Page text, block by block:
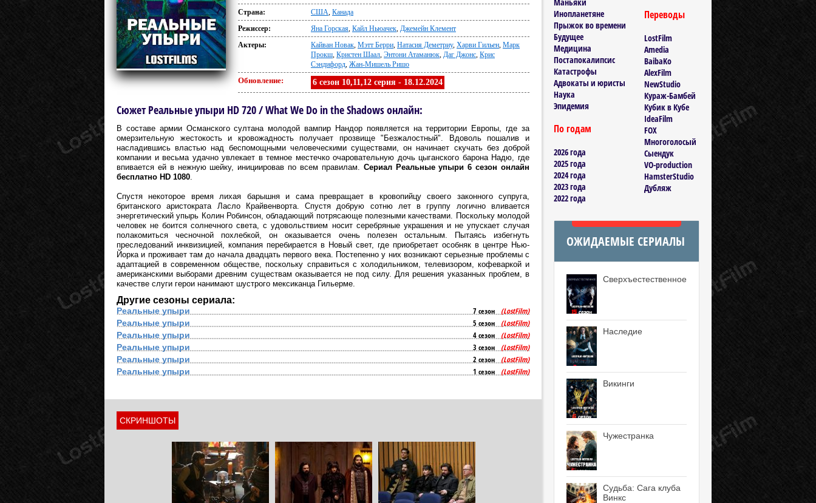
Страна:
США, Канада
Режиссер:
Яна Горская, Кайл Ньюачек, Джемейн Клемент
Актеры:
Кайван Новак, Мэтт Берри, Натасия Деметриу, Харви Гильен, Марк
Прокш, Кристен Шаал, Энтони Атаманюк, Даг Джонс, Крис
Сэндифорд, Жан-Мишель Ришо
Обновление: 6 сезон 10,11,12 серия - 18.12.2024
Сюжет Реальные упыри HD 720 / What We Do in the Shadows онлайн:
В составе армии Османского султана молодой вампир Нандор появляется на территории Европы, где за
омерзительную жестокость и кровожадность получает прозвище "Безжалостный". Вдоволь пошалив и
насладившись властью над беспомощными человеческими существами, он начинает скучать без доброй
компании и весьма удачно увлекает в темное местечко очаровательную дочь цыганского барона Надю, где
впивается ей в нежную шейку, инициировав по всем правилам. Сериал Реальные упыри 6 сезон онлайн
бесплатно HD 1080.
Спустя некоторое время лихая барышня и сама превращает в кровопийцу своего законного супруга,
британского аристократа Ласло Крайвенворта. Спустя добрую сотню лет в группу логично вливается
энергетический упырь Колин Робинсон, обладающий потрясающе полезными качествами. Поскольку молодой
человек не боится солнечного света, с удовольствием носит серебряные украшения и не упускает случая
полакомиться чесночной похлебкой, он оказывается очень полезен остальным. Пытаясь избегнуть
преследований инквизицией, компания перебирается в Новый свет, где приобретает особняк в центре Нью-
Йорка и проживает там до начала двадцать первого века. Постепенно у них возникают серьезные проблемы с
адаптацией в современном обществе, поскольку справиться с холодильником, телевизором, кофеваркой и
американскими выборами древним существам оказывается не под силу. Для решения указанных проблем, в
качестве слуги герои нанимают шустрого мексиканца Гильерме.
Другие сезоны сериала:
Реальные упыри 7 сезон (LostFilm)
Реальные упыри 5 сезон (LostFilm)
Реальные упыри 4 сезон (LostFilm)
Реальные упыри 3 сезон (LostFilm)
Реальные упыри 2 сезон (LostFilm)
Реальные упыри 1 сезон (LostFilm)
СКРИНШОТЫ
Инопланетяне
Прыжок во времени
Будущее
Медицина
Постапокалипсис
Катастрофы
Адвокаты и юристы
Наука
Эпидемия
По годам
2026 года
2025 года
2024 года
2023 года
2022 года
Переводы
LostFilm
Amedia
BaibaKo
AlexFilm
NewStudio
Кураж-Бамбей
Кубик в Кубе
IdeaFilm
FOX
Многоголосый
Сыендук
VO-production
HamsterStudio
Дубляж
ОЖИДАЕМЫЕ СЕРИАЛЫ
Сверхъестественное
Наследие
Викинги
Чужестранка
Судьба: Сага клуба
Винкс